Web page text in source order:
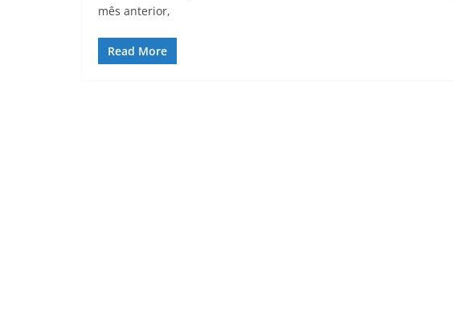
mês anterior,
Read More